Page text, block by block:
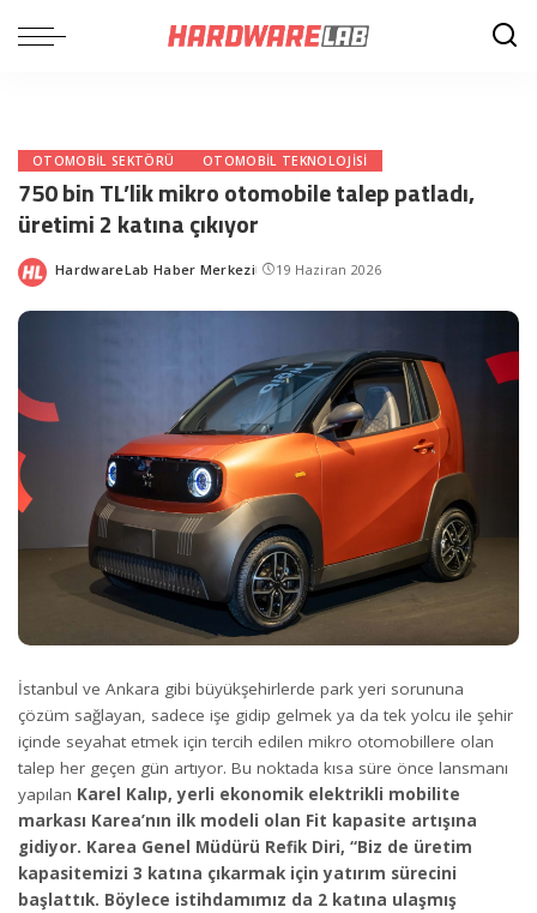
OTOMOBIL SEKTÖRÜ OTOMOBIL TEKNOLOJISI
750 bin TL’lik mikro otomobile talep patladı,
üretimi 2 katına çıkıyor
Posted
HardwareLab Haber Merkezi 19 Haziran 2026
İstanbul ve Ankara gibi büyükşehirlerde park yeri sorununa
çözüm sağlayan, sadece işe gidip gelmek ya da tek yolcu ile şehir
içinde seyahat etmek için tercih edilen mikro otomobillere olan
talep her geçen gün artıyor. Bu noktada kısa süre önce lansmanı
yapılan Karel Kalıp, yerli ekonomik elektrikli mobilite
markası Karea’nın ilk modeli olan Fit kapasite artışına
gidiyor. Karea Genel Müdürü Refik Diri, “Biz de üretim
kapasitemizi 3 katına çıkarmak için yatırım sürecini
başlattık. Böylece istihdamımız da 2 katına ulaşmış